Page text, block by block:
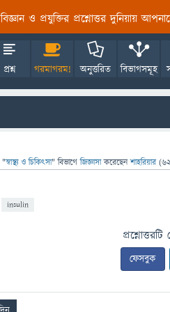
বিজ্ঞান ও প্রযুক্তির প্রশ্নোত্তর দুনিয়ায়
প্রশ্ন গরমাগরম! অনুত্তরিত বিভাগসমূহ
"স্বাস্থ্য ও চিকিৎসা" বিভাগে জিজ্ঞাসাকরেছেনশাহরিয়ার (
insulin
ফেসবুক